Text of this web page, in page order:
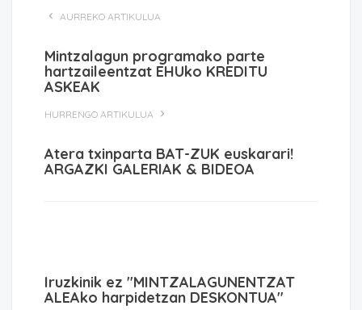
AURREKO ARTIKULUA
Mintzalagun programako parte
hartzaileentzat EHUko KREDITU
ASKEAK
HURRENGO ARTIKULUA
Atera txinparta BAT-ZUK euskarari!
ARGAZKI GALERIAK & BIDEOA
Iruzkinik ez "MINTZALAGUNENTZAT
ALEAko harpidetzan DESKONTUA"